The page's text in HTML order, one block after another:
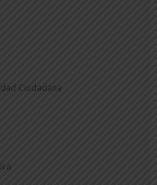
Ciudadana